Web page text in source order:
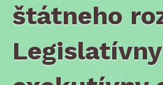
štátneho